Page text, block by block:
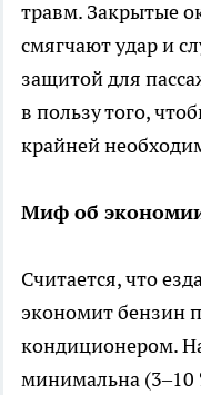
травм. Закрытые
смягчают удар и
защитой для
в пользу того,
крайней
Миф об
Считается, что
экономит бензин
кондиционером.
минимальна (3–10